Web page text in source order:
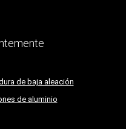
de baja aleación
de aluminio